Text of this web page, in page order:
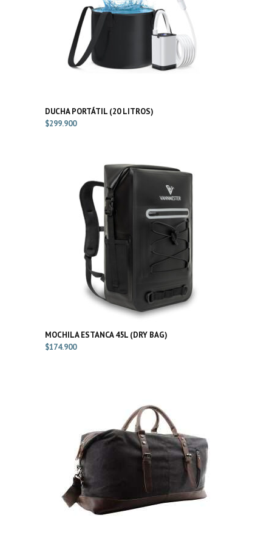
DUCHA PORTÁTIL (20 LITROS)
$299.900
MOCHILA ESTANCA 45L (DRY BAG)
$174.900